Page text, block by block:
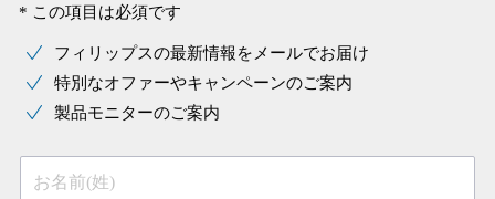
* この項目は必須です
フィリップスの最新情報をメールでお届け
特別なオファーやキャンペーンのご案内
製品モニターのご案内
お名前(姓)